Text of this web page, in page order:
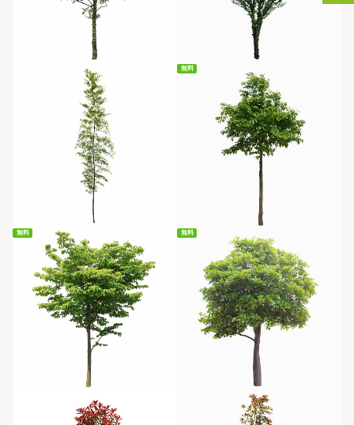
無料ダウンロード 無料ダウンロード
無料
無料ダウンロード
無料
無料ダウンロード
無料
無料ダウンロード